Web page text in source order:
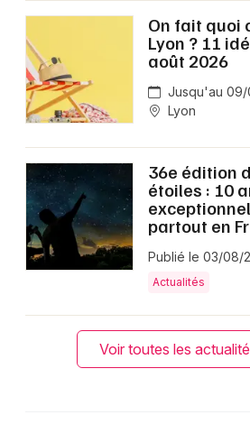
On fait quoi
Lyon ? 11
août 2026
Jusqu'au
Lyon
36e édition
étoiles : 10
partout en
Publié le 03/08/
Actualités
Voir toutes les